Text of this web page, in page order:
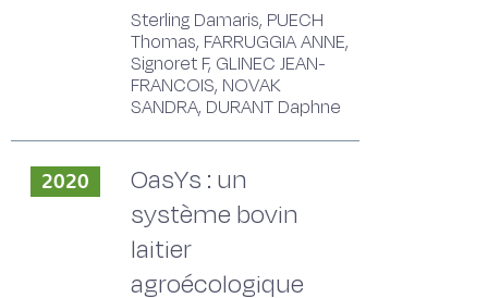
Sterling Damaris, PUECH
Thomas, FARRUGGIA ANNE,
Signoret F, GLINEC JEAN-
FRANCOIS, NOVAK
SANDRA, DURANT Daphne
2020
OasYs : un
système bovin
laitier
agroécologique